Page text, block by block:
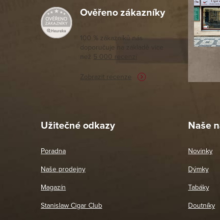
Ověřeno zákazníky
100 % zákazníků nás
doporučuje na základě vice
než 5 000 recenzí
Zobrazit recenze
moc
tomto
vyřízené
potřebu
Užitečné odkazy
Poradna
Naše prodejny
Magazín
Stanislaw Cigar Club
Naše
Novinky
Dýmky
Tabáky
Doutníky